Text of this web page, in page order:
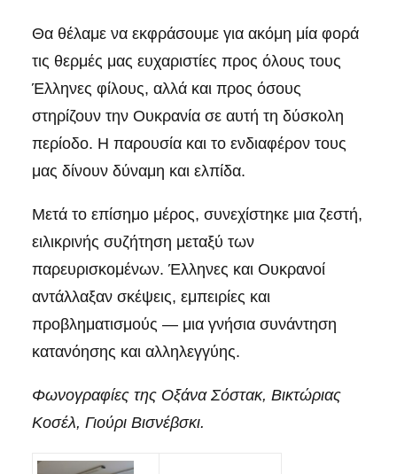
Θα θέλαμε να εκφράσουμε για ακόμη μία φορά
τις θερμές μας ευχαριστίες προς όλους τους
Έλληνες φίλους, αλλά και προς όσους
στηρίζουν την Ουκρανία σε αυτή τη δύσκολη
περίοδο. Η παρουσία και το ενδιαφέρον τους
μας δίνουν δύναμη και ελπίδα.
Μετά το επίσημο μέρος, συνεχίστηκε μια ζεστή,
ειλικρινής συζήτηση μεταξύ των
παρευρισκομένων. Έλληνες και Ουκρανοί
αντάλλαξαν σκέψεις, εμπειρίες και
προβληματισμούς — μια γνήσια συνάντηση
κατανόησης και αλληλεγγύης.
Φωνογραφίες της Οξάνα Σόστακ, Βικτώριας
Κοσέλ, Γιούρι Βισνέβσκι.